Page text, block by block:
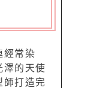
經常染
澤的天使
師打造完